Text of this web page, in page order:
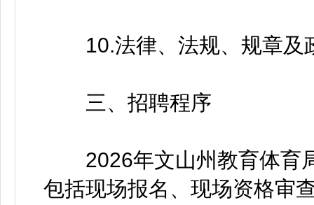
10.法律、法规、规章及
三、招聘程序
2026年文山州教育体育
包括现场报名、现场资格审